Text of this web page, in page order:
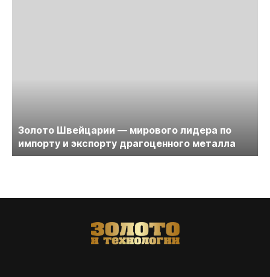
Золото Швейцарии — мирового лидера по
импорту и экспорту драгоценного металла